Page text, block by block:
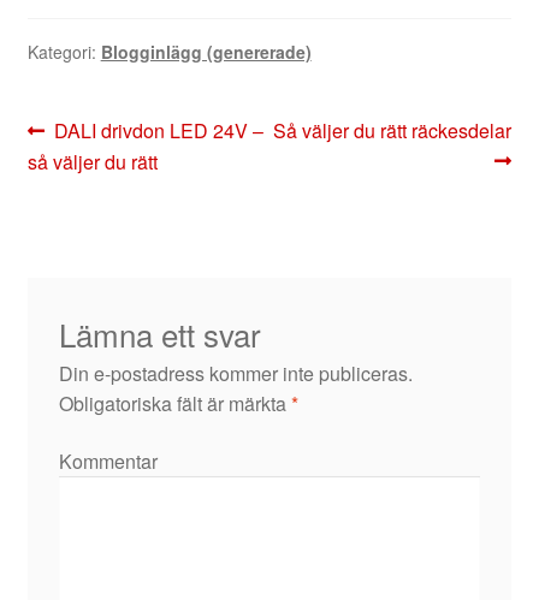
Kategori: Blogginlägg (genererade)
Inläggsnavigering
Föregående
inlägg:
DALI drivdon LED 24V –
så väljer du rätt
Nästa
Så väljer du rätt räckesdelar
Lämna ett svar
Din e-postadress kommer inte publiceras.
Obligatoriska fält är märkta*
Kommentar